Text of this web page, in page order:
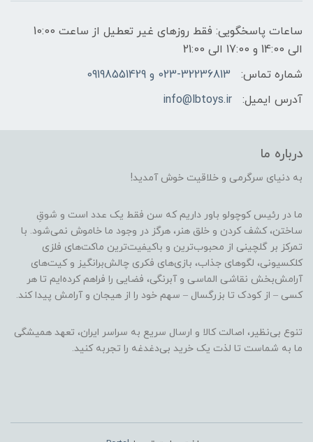
ساعات پاسخگویی: فقط روزهای غیر تعطیل از ساعت 10:00
الی 14:00 و 17:00 الی 21:00
شماره تماس:
023-32236813 و 09198551429
آدرس ایمیل:
info@lbtoys.ir
درباره ما
به دنیای سرگرمی و خلاقیت خوش آمدید!
ما در رئیس کوچولو باور داریم که سن فقط یک عدد است و شوقِ
ساختن، کشف کردن و خلق هنر، هرگز در وجود ما خاموش نمی‌شود. با
تمرکز بر گلچینی از محبوب‌ترین و باکیفیت‌ترین ماکت‌های فلزی
کلکسیونی، لگوهای جذاب، بازی‌های فکری چالش‌برانگیز و کیت‌های
آرامش‌بخش نقاشی الماسی و آبرنگی، فضایی را فراهم کرده‌ایم تا هر
کسی – از کودک تا بزرگسال – سهم خود را از هیجان و آرامش پیدا کند.
تنوع بی‌نظیر، اصالت کالا و ارسال سریع به سراسر ایران، تعهد همیشگی
ما به شماست تا لذت یک خرید بی‌دغدغه را تجربه کنید.